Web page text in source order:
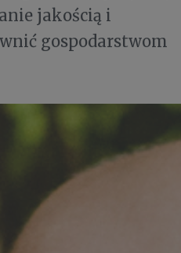
jakością i
gospodarstwom